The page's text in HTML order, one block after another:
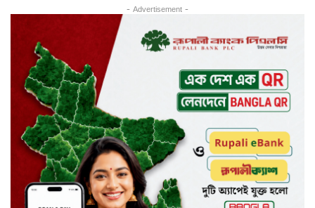
- Advertisement -